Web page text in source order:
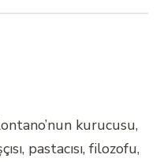
kurucusu,
pastacısı, filozofu,